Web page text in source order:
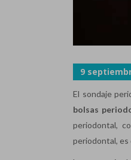
9
El sondaje
bolsas
periodontal,
periodontal, es